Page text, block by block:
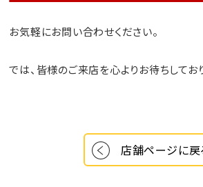
お気軽にお問い合わせください。
では、皆様のご来店を心よりお待ちして
店舗ページに戻